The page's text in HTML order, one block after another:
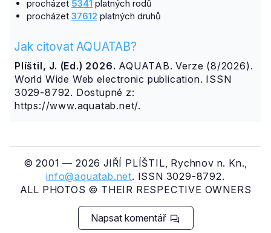
procházet 5341 platných rodů
procházet 37612 platných druhů
Jak citovat AQUATAB?
Plíštil, J. (Ed.) 2026. AQUATAB. Verze (8/2026).
World Wide Web electronic publication. ISSN
3029-8792. Dostupné z:
https://www.aquatab.net/.
© 2001 — 2026 JIŘÍ PLÍŠTIL, Rychnov n. Kn.,
info@aquatab.net. ISSN 3029-8792.
ALL PHOTOS © THEIR RESPECTIVE OWNERS
Napsat komentář